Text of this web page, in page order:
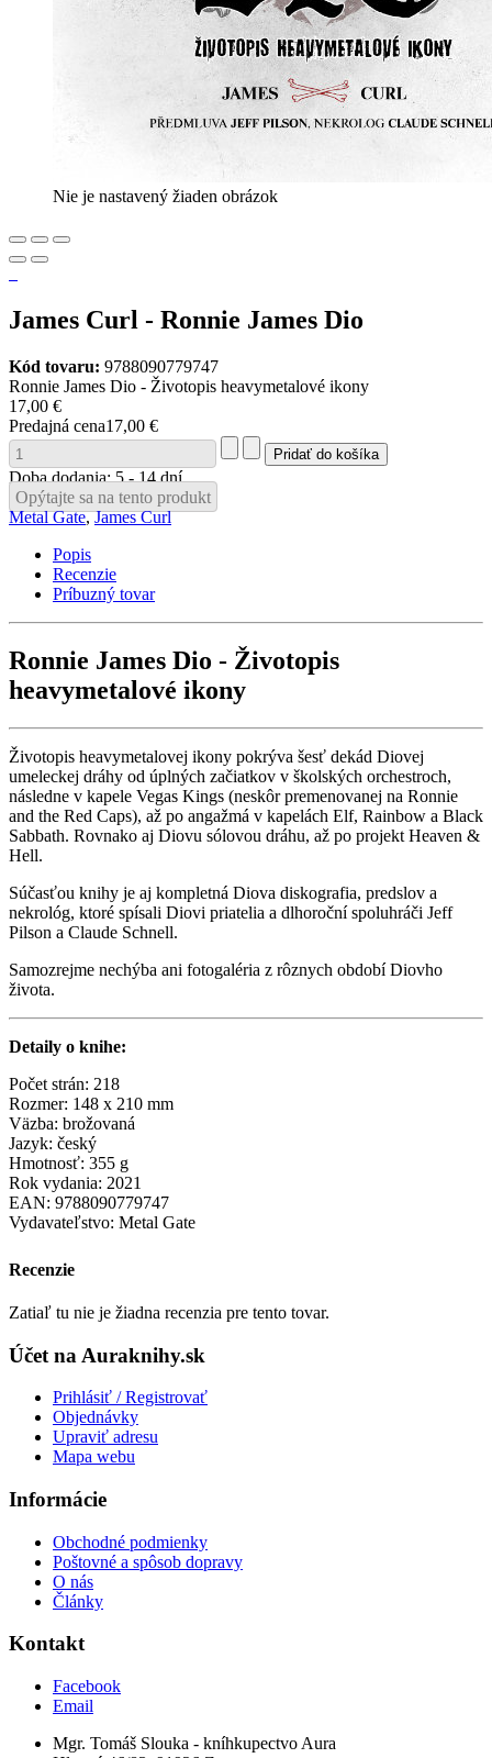
Nie je nastavený žiaden obrázok
James Curl - Ronnie James Dio
Kód tovaru: 9788090779747
Ronnie James Dio - Životopis heavymetalové ikony
17,00 €
Predajná cena17,00 €
Doba dodania: 5 - 14 dní
Opýtajte sa na tento produkt
Metal Gate,James Curl
Popis
Recenzie
Príbuzný tovar
Ronnie James Dio - Životopis
heavymetalové ikony
Životopis heavymetalovej ikony pokrýva šesť dekád Diovej
umeleckej dráhy od úplných začiatkov v školských orchestroch,
následne v kapele Vegas Kings (neskôr premenovanej na Ronnie
and the Red Caps), až po angažmá v kapelách Elf, Rainbow a Black
Sabbath. Rovnako aj Diovu sólovou dráhu, až po projekt Heaven &
Hell.
Súčasťou knihy je aj kompletná Diova diskografia, predslov a
nekrológ, ktoré spísali Diovi priatelia a dlhoroční spoluhráči Jeff
Pilson a Claude Schnell.
Samozrejme nechýba ani fotogaléria z rôznych období Diovho
života.
Detaily o knihe:
Počet strán: 218
Rozmer: 148 x 210 mm
Väzba: brožovaná
Jazyk: český
Hmotnosť: 355 g
Rok vydania: 2021
EAN: 9788090779747
Vydavateľstvo: Metal Gate
Recenzie
Zatiaľ tu nie je žiadna recenzia pre tento tovar.
Účet na Auraknihy.sk
Prihlásiť / Registrovať
Objednávky
Upraviť adresu
Mapa webu
Informácie
Obchodné podmienky
Poštovné a spôsob dopravy
O nás
Články
Kontakt
Facebook
Email
Mgr. Tomáš Slouka - kníhkupectvo Aura